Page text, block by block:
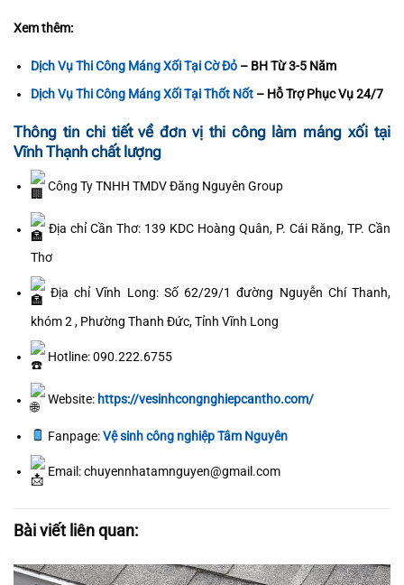
Xem thêm:
Dịch Vụ Thi Công Máng Xối Tại Cờ Đỏ– BH Từ 3-5 Năm
Dịch Vụ Thi Công Máng Xối Tại Thốt Nốt– Hỗ Trợ Phục Vụ 24/7
Thông tin chi tiết về đơn vị thi công làm máng xối tại
Vĩnh Thạnh chất lượng
Công Ty TNHH TMDV Đăng Nguyên Group
Địa chỉ Cần Thơ: 139 KDC Hoàng Quân, P. Cái Răng, TP. Cần
Thơ
Địa chỉ Vĩnh Long: Số 62/29/1 đường Nguyễn Chí Thanh,
khóm 2 , Phường Thanh Đức, Tỉnh Vĩnh Long
Hotline: 090.222.6755
Website: https://vesinhcongnghiepcantho.com/
Fanpage:Vệ sinh công nghiệp Tâm Nguyên
Email: chuyennhatamnguyen@gmail.com
Bài viết liên quan: